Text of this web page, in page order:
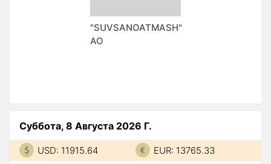
"SUVSANOATMASH"
АО
Суббота, 8 Августа 2026 Г.
USD: 11915.64 EUR: 13765.33